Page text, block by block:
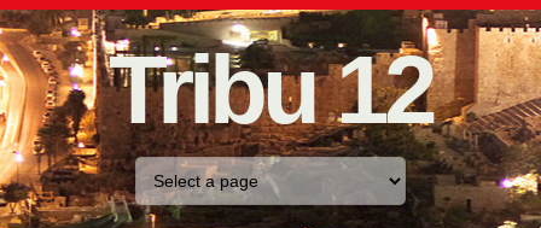
Tribu 12